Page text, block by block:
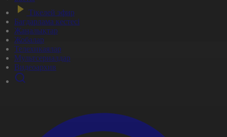
Тікелей эфир
Бағдарлама кестесі
Жаңалықтар
Жобалар
Телехикаялар
Мультсериалдар
Видеоархив